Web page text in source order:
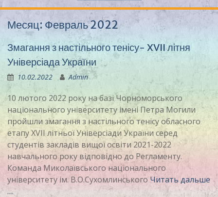
Месяц:Февраль 2022
Змагання з настільного тенісу- XVII літня
Універсіада України
10.02.2022 Admin
10 лютого 2022 року на базі Чорноморського
національного університету імені Петра Могили
пройшли змагання з настільного тенісу обласного
етапу XVII літньої Універсіади України серед
студентів закладів вищої освіти 2021-2022
навчального року відповідно до Регламенту.
Команда Миколаївського національного
університету ім. В.О.СухомлинськогоЧитать дальше
…